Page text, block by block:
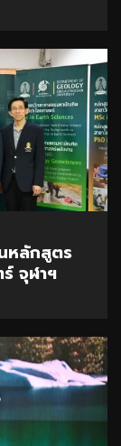
หลักสูตร
จุฬาฯ